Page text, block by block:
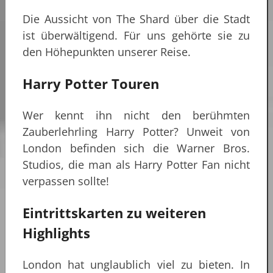
Die Aussicht von The Shard über die Stadt
ist überwältigend. Für uns gehörte sie zu
den Höhepunkten unserer Reise.
Harry Potter Touren
Wer kennt ihn nicht den berühmten
Zauberlehrling Harry Potter? Unweit von
London befinden sich die Warner Bros.
Studios, die man als Harry Potter Fan nicht
verpassen sollte!
Eintrittskarten zu weiteren
Highlights
London hat unglaublich viel zu bieten. In